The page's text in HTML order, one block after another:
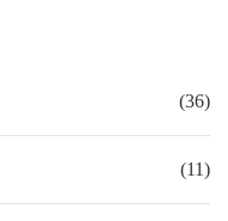
(36)
(11)